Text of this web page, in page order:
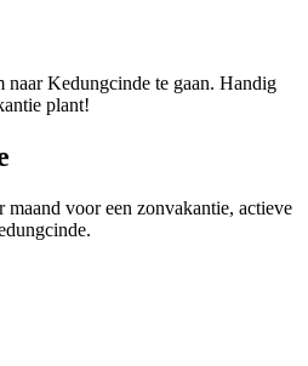
naar Kedungcinde te gaan. Handig
plant!
maand voor een zonvakantie, actieve